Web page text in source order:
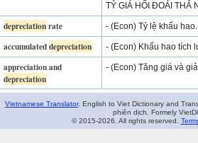
TỶ GIÁ HỐI ĐOÁI THẢ
depreciationrate - (Econ) Tỷ lệ khấu hao.
accumulateddepreciation - (Econ) Khấu hao tích
appreciation and
depreciation
- (Econ) Tăng giá và
Vietnamese Translator. English to Viet Dictionary and
phiên dịch. Formely
© 2015-2026. All rights reserved.